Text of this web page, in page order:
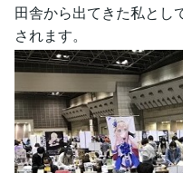
田舎から出てきた私とし
されます。